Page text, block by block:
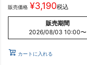
販売価格 ¥3,190税込
販売期間
2026/08/03 10:00〜
カートに入れる